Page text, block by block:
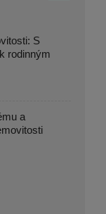
S
rodinným
a